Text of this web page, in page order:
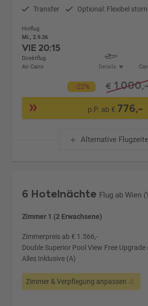
Transfer Optional: Flexibel
Hinflug
Mi., 2.9.26
VIE 20:15
Direktflug
Air Cairo
Details
-22% € 1.000,-
p.P. ab € 776,-
Alternative
6 Hotelnächte Flug ab Wien
Zimmer 1 (2 Erwachsene)
Zimmerpreis ab € 1.566,-
Double Superior Pool View Free Upgrade
Alles Inklusive (A)
Zimmer & Verpflegung anpassen